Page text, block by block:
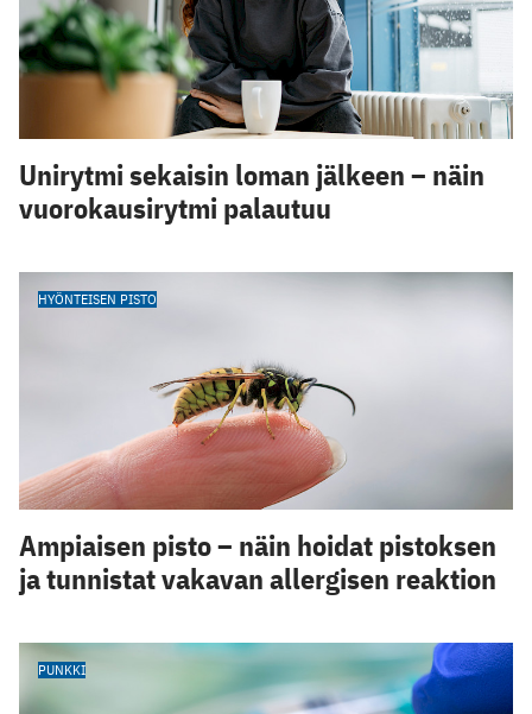
Unirytmi sekaisin loman jälkeen – näin
vuorokausirytmi palautuu
HYÖNTEISEN PISTO
Ampiaisen pisto – näin hoidat pistoksen
ja tunnistat vakavan allergisen reaktion
PUNKKI